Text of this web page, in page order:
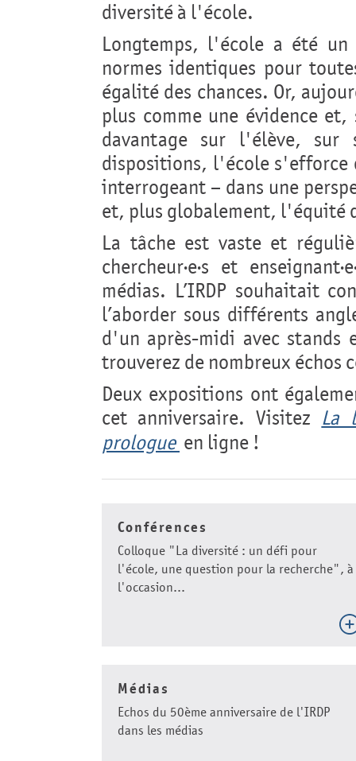
diversité à l'école.
Longtemps, l'école a été
normes identiques pour
égalité des chances. Or,
plus comme une évidence
davantage sur l'élève, sur
dispositions, l'école s'efforce
interrogeant – dans une
et, plus globalement, l'équité
La tâche est vaste et
chercheur·e·s et
médias. L’IRDP souhaitait
l’aborder sous différents
d'un après-midi avec stands
trouverez de nombreux échos
Deux expositions ont
cet anniversaire. Visitez La
prologue en ligne !
Conférences
Colloque "La diversité : un défi pour
l'école, une question pour la recherche", à
l'occasion...
Médias
Echos du 50ème anniversaire de l'IRDP
dans les médias